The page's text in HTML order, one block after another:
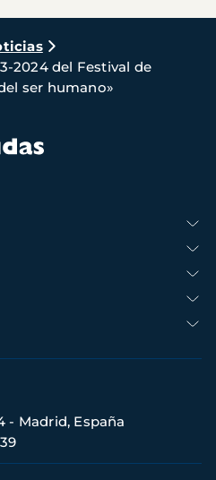
2024 del Festival de
ser humano»
- Madrid, España